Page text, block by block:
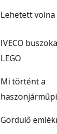
Lehetett volna
IVECO
LEGO
Mi történt a
Gördülő